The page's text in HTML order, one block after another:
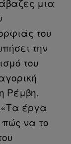
μια
του
την
του
Ρέμβη.
έργα
να το